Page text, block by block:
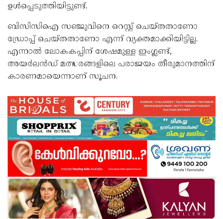
ഉള്‍പ്പെടുത്തിയിട്ടുണ്ട്.
ബിസിസിഐ സഞ്ജുവിനെ റെസ്റ്റ് ചെയ്തതാണോ
ഡ്രോപ്പ് ചെയ്തതാണോ എന്ന് വ്യക്തമാക്കിയിട്ടില്ല.
എന്നാല്‍ ലോകകപ്പിന് ശേഷമുള്ള ഇംഗ്ലണ്ട്,
അയര്‍ലന്‍ഡ് മത്സരങ്ങളിലെ പരാജയം തീരുമാനത്തിന്
കാരണമായെന്നാണ് സൂചന.